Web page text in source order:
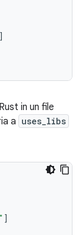
]
in un file
a uses_libs
]